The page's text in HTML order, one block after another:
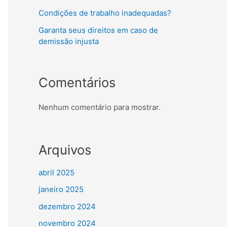
Condições de trabalho inadequadas?
Garanta seus direitos em caso de
demissão injusta
Comentários
Nenhum comentário para mostrar.
Arquivos
abril 2025
janeiro 2025
dezembro 2024
novembro 2024